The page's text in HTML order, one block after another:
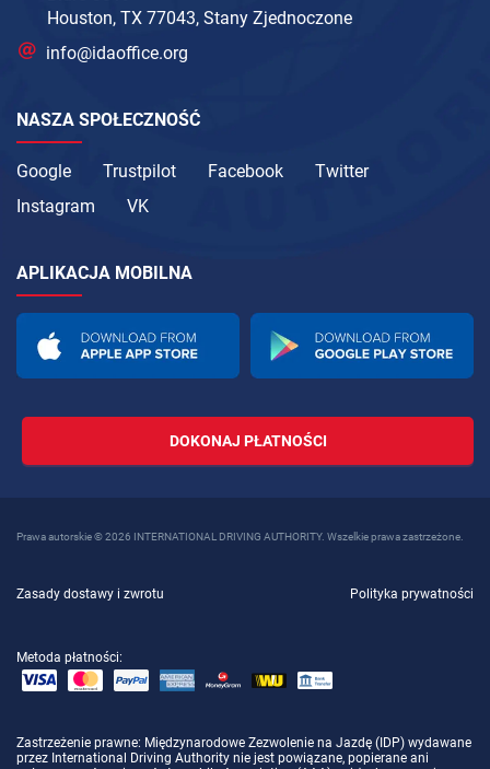
Houston, TX 77043, Stany Zjednoczone
info@idaoffice.org
NASZA SPOŁECZNOŚĆ
Google Trustpilot Facebook
Twitter
Instagram
VK
APLIKACJA MOBILNA
DOKONAJ PŁATNOŚCI
Prawa autorskie © 2026 INTERNATIONAL DRIVING AUTHORITY. Wszelkie prawa zastrzeżone.
Zasady dostawy i zwrotu Polityka prywatności
Metoda płatności:
Zastrzeżenie prawne: Międzynarodowe Zezwolenie na Jazdę (IDP) wydawane
przez International Driving Authority nie jest powiązane, popierane ani